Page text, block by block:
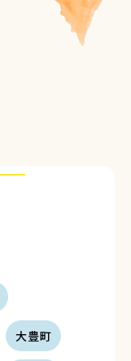
大豊町